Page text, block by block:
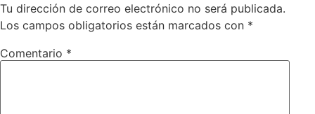
Tu dirección de correo electrónico no será publicada.
Los campos obligatorios están marcados con *
Comentario *